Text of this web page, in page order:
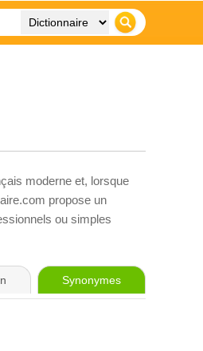
moderne et, lorsque
propose un
ou simples
Synonymes